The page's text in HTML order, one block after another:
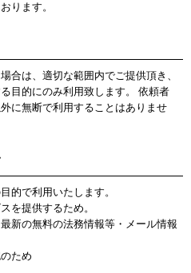
ります。
合は、適切な範囲内でご提供頂き、
目的にのみ利用致します。 依頼者
に無断で利用することはありませ
的で利用いたします。
を提供するため。
新の無料の法務情報等・メール情報
ため